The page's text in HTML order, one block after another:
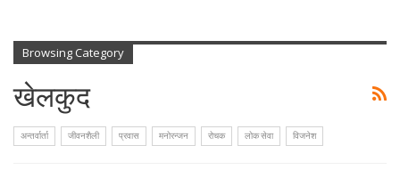
Browsing Category
खेलकुद
अन्तर्वार्ता जीवनशैली प्रवास मनोरन्जन रोचक लोक सेवा विजनेश